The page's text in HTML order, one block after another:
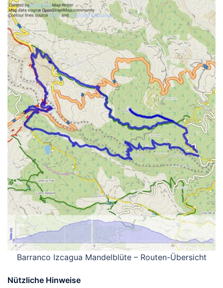
Barranco Izcagua Mandelblüte – Routen-Übersicht
Nützliche Hinweise